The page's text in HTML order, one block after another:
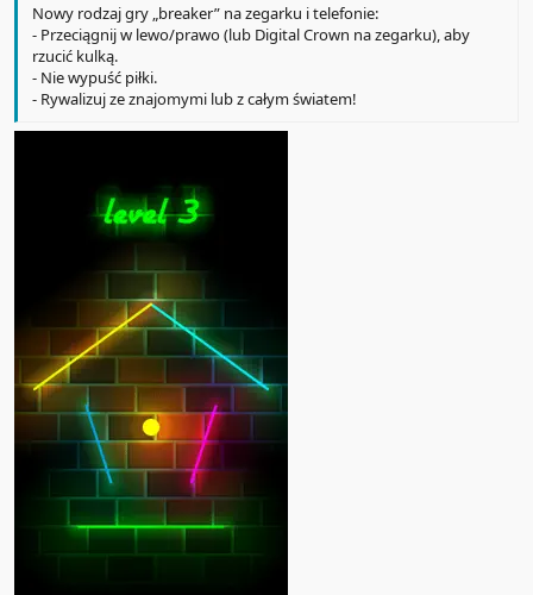
Nowy rodzaj gry „breaker” na zegarku i telefonie:
- Przeciągnij w lewo/prawo (lub Digital Crown na zegarku), aby
rzucić kulką.
- Nie wypuść piłki.
- Rywalizuj ze znajomymi lub z całym światem!